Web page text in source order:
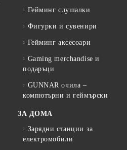
Гейминг слушалки
Фигурки и сувенири
Гейминг аксесоари
Gaming merchandise и
подаръци
GUNNAR очила –
компютърни и геймърски
ЗА ДОМА
Зарядни станции за
електромобили